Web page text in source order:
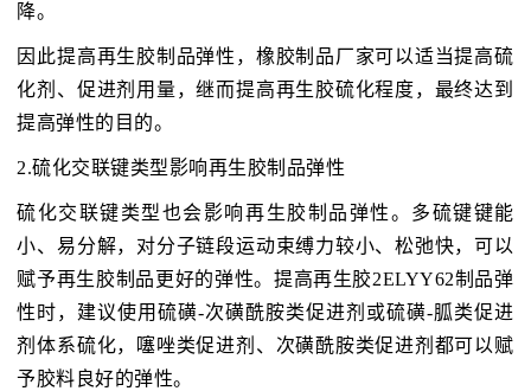
降。
因此提高再生胶制品弹性，橡胶制品厂家可以适当提高硫
化剂、促进剂用量，继而提高再生胶硫化程度，最终达到
提高弹性的目的。
2.硫化交联键类型影响再生胶制品弹性
硫化交联键类型也会影响再生胶制品弹性。多硫键键能
小、易分解，对分子链段运动束缚力较小、松弛快，可以
赋予再生胶制品更好的弹性。提高再生胶2ELYY62制品弹
性时，建议使用硫磺-次磺酰胺类促进剂或硫磺-胍类促进
剂体系硫化，噻唑类促进剂、次磺酰胺类促进剂都可以赋
予胶料良好的弹性。